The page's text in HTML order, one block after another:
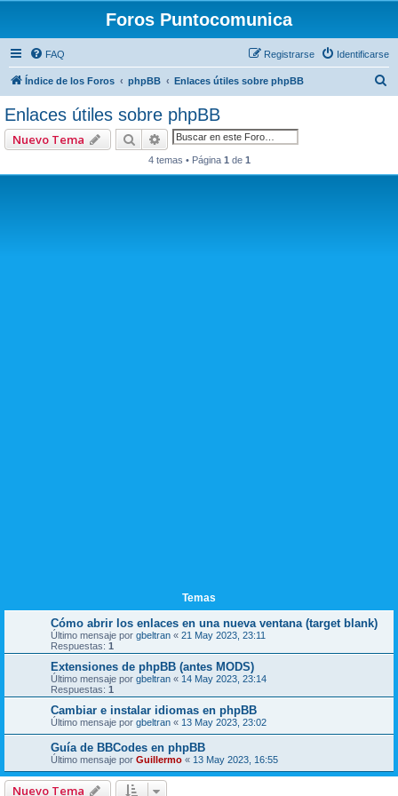
Foros Puntocomunica
FAQ Identificarse
Registrarse
Índice de los Foros phpBB Enlaces útiles sobre phpBB
Enlaces útiles sobre phpBB
Nuevo Tema Buscar Búsqueda avanzada
4 temas • Página 1 de 1
Temas
Cómo abrir los enlaces en una nueva ventana (target blank)
Último mensaje por gbeltran « 21 May 2023, 23:11
Respuestas: 1
Extensiones de phpBB (antes MODS)
Último mensaje por gbeltran « 14 May 2023, 23:14
Respuestas: 1
Cambiar e instalar idiomas en phpBB
Último mensaje por gbeltran « 13 May 2023, 23:02
Guía de BBCodes en phpBB
Último mensaje por Guillermo « 13 May 2023, 16:55
Nuevo Tema